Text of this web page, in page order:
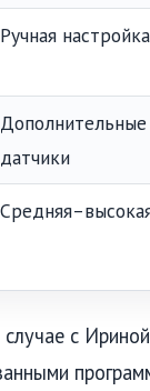
Ручная настройка
Дополнительные
датчики
с